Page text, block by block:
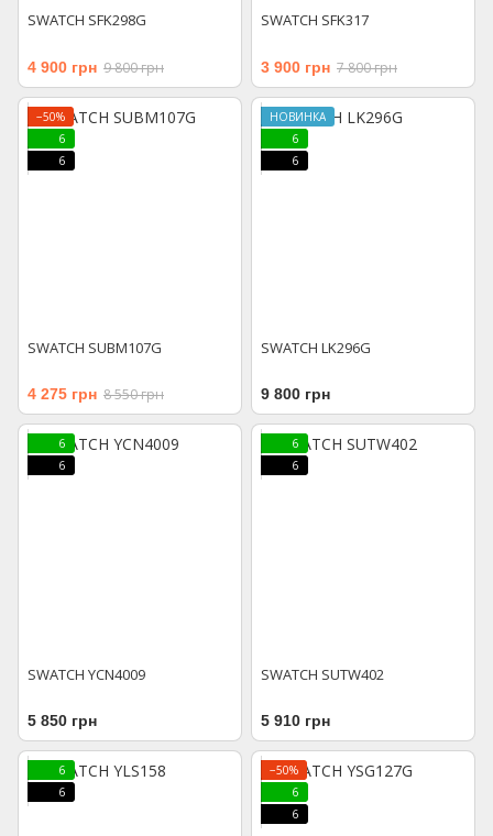
SWATCH SFK298G
4 900 грн 9 800 грн
SWATCH SFK317
3 900 грн 7 800 грн
−50%
6
6
SWATCH SUBM107G
4 275 грн 8 550 грн
НОВИНКА
6
6
SWATCH LK296G
9 800 грн
6
6
SWATCH YCN4009
5 850 грн
6
6
SWATCH SUTW402
5 910 грн
6
6
−50%
6
6